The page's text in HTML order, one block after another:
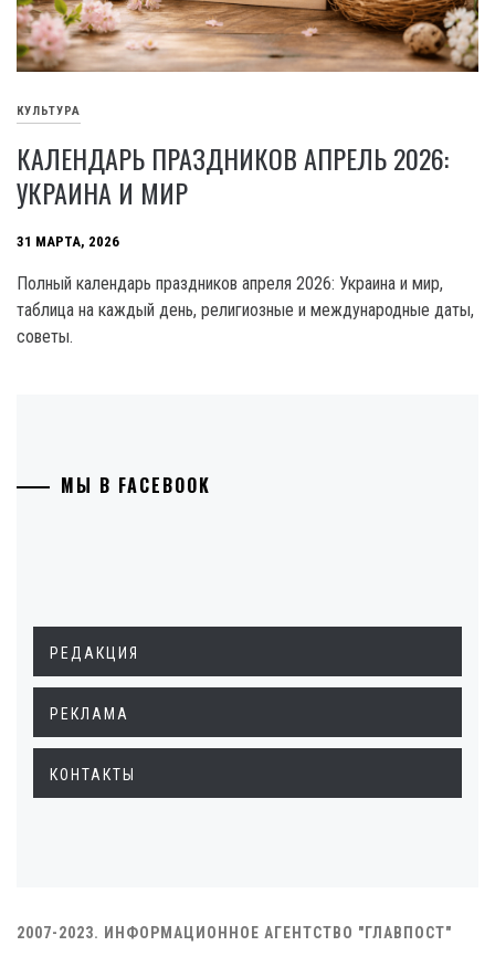
КУЛЬТУРА
КАЛЕНДАРЬ ПРАЗДНИКОВ АПРЕЛЬ 2026:
УКРАИНА И МИР
31 МАРТА, 2026
Полный календарь праздников апреля 2026: Украина и мир,
таблица на каждый день, религиозные и международные даты,
советы.
МЫ В FACEBOOK
РЕДАКЦИЯ
РЕКЛАМА
КОНТАКТЫ
2007-2023. ИНФОРМАЦИОННОЕ АГЕНТСТВО "ГЛАВПОСТ"